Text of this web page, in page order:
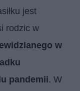
jest
rodzic w
w
pandemii. W